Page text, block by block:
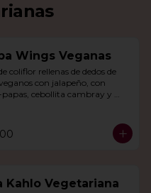
Wings Veganas
coliflor rellenas de dedos de
con jalapeño, con
papas, cebollita cambray y
Kahlo Vegetariana